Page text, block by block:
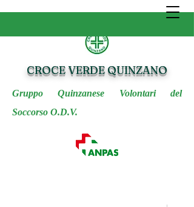
CROCE VERDE QUINZANO
Gruppo Quinzanese Volontari del
Soccorso O.D.V.